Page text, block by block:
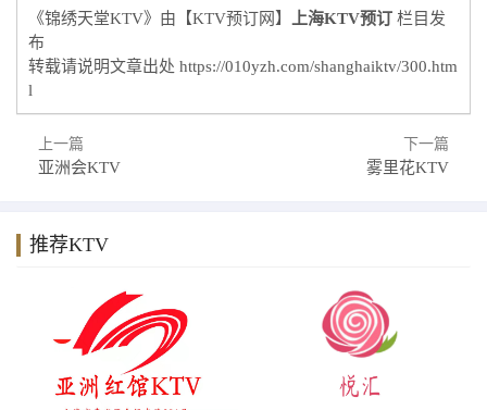
《锦绣天堂KTV》由【KTV预订网】 上海KTV预订 栏目发
布
转载请说明文章出处 https://010yzh.com/shanghaiktv/300.htm
l
上一篇
亚洲会KTV
下一篇
雾里花KTV
推荐KTV